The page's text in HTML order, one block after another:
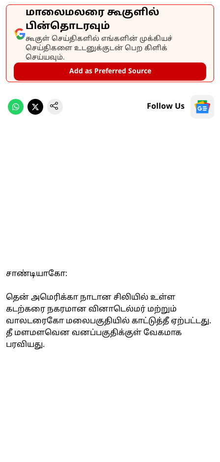
மாலைமலரை கூகுளில்
பின்தொடரவும்
கூகுள் செய்திகளில் எங்களின் முக்கியச்
செய்திகளை உடனுக்குடன் பெற கிளிக்
செய்யவும்.
Add as Preferred Source
Follow Us
சாண்டியாகோ:
தென் அமெரிக்கா நாடான சிலியில் உள்ள
கடற்கரை நகரமான வினாடெல்மர் மற்றும்
வாலடரைகோ மலைபகுதியில் காட்டுத்தீ ஏற்பட்டது.
தீ மளமளவென வனப்பகுதிக்குள் வேகமாக
பரவியது.